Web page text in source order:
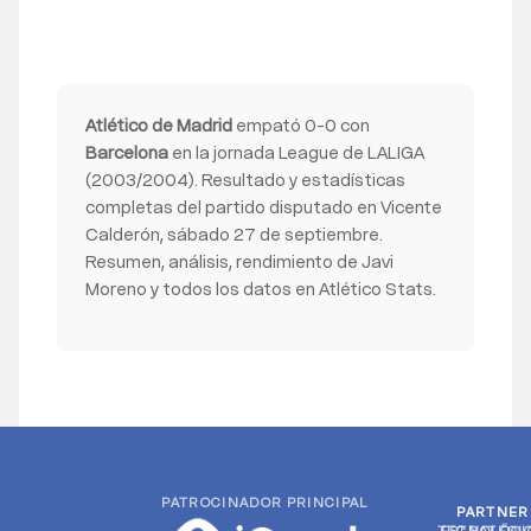
Atlético de Madrid empató 0-0 con
Barcelona en la jornada League de LALIGA
(2003/2004). Resultado y estadísticas
completas del partido disputado en Vicente
Calderón, sábado 27 de septiembre.
Resumen, análisis, rendimiento de Javi
Moreno y todos los datos en Atlético Stats.
PARTNER
PATROCINADOR PRINCIPAL
PARTNER